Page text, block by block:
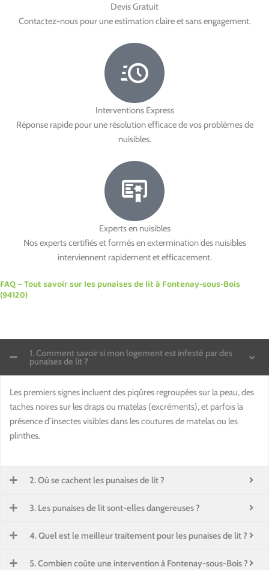
Devis Gratuit
Contactez-nous pour une estimation claire et sans engagement.
Interventions Express
Réponse rapide pour une résolution efficace de vos problèmes de
nuisibles.
Experts en nuisibles
Nos experts certifiés et formés en extermination des nuisibles
interviennent rapidement et efficacement.
FAQ – Tout savoir sur les punaises de lit à Fontenay-sous-Bois
(94120)
1. Comment savoir si mon logement est infesté par des
punaises de lit ?
Les premiers signes incluent des piqûres regroupées sur la peau, des
taches noires sur les draps ou matelas (excréments), et parfois la
présence d’insectes visibles dans les coutures de matelas ou les
plinthes.
2. Où se cachent les punaises de lit ?
3. Les punaises de lit sont-elles dangereuses ?
4. Quel est le meilleur traitement pour les punaises de lit ?
5. Combien coûte une intervention à Fontenay-sous-Bois ?